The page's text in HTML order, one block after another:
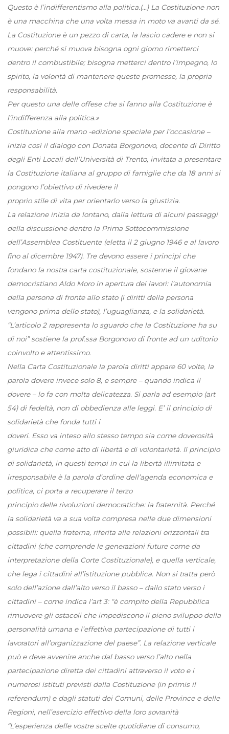
Questo è l’indifferentismo alla politica.(…) La Costituzione non
è una macchina che una volta messa in moto va avanti da sé.
La Costituzione è un pezzo di carta, la lascio cadere e non si
muove: perché si muova bisogna ogni giorno rimetterci
dentro il combustibile; bisogna metterci dentro l’impegno, lo
spirito, la volontà di mantenere queste promesse, la propria
responsabilità.
Per questo una delle offese che si fanno alla Costituzione è
l’indifferenza alla politica.»
Costituzione alla mano -edizione speciale per l’occasione –
inizia così il dialogo con Donata Borgonovo, docente di Diritto
degli Enti Locali dell’Università di Trento, invitata a presentare
la Costituzione italiana al gruppo di famiglie che da 18 anni si
pongono l’obiettivo di rivedere il
proprio stile di vita per orientarlo verso la giustizia.
La relazione inizia da lontano, dalla lettura di alcuni passaggi
della discussione dentro la Prima Sottocommissione
dell’Assemblea Costituente (eletta il 2 giugno 1946 e al lavoro
fino al dicembre 1947). Tre devono essere i principi che
fondano la nostra carta costituzionale, sostenne il giovane
democristiano Aldo Moro in apertura dei lavori: l’autonomia
della persona di fronte allo stato (i diritti della persona
vengono prima dello stato), l’uguaglianza, e la solidarietà.
“L’articolo 2 rappresenta lo sguardo che la Costituzione ha su
di noi” sostiene la prof.ssa Borgonovo di fronte ad un uditorio
coinvolto e attentissimo.
Nella Carta Costituzionale la parola diritti appare 60 volte, la
parola dovere invece solo 8, e sempre – quando indica il
dovere – lo fa con molta delicatezza. Si parla ad esempio (art
54) di fedeltà, non di obbedienza alle leggi. E’ il principio di
solidarietà che fonda tutti i
doveri. Esso va inteso allo stesso tempo sia come doverosità
giuridica che come atto di libertà e di volontarietà. Il principio
di solidarietà, in questi tempi in cui la libertà illimitata e
irresponsabile è la parola d’ordine dell’agenda economica e
politica, ci porta a recuperare il terzo
principio delle rivoluzioni democratiche: la fraternità. Perché
la solidarietà va a sua volta compresa nelle due dimensioni
possibili: quella fraterna, riferita alle relazioni orizzontali tra
cittadini (che comprende le generazioni future come da
interpretazione della Corte Costituzionale), e quella verticale,
che lega i cittadini all’istituzione pubblica. Non si tratta però
solo dell’azione dall’alto verso il basso – dallo stato verso i
cittadini – come indica l’art 3: “è compito della Repubblica
rimuovere gli ostacoli che impediscono il pieno sviluppo della
personalità umana e l’effettiva partecipazione di tutti i
lavoratori all’organizzazione del paese”. La relazione verticale
può e deve avvenire anche dal basso verso l’alto nella
partecipazione diretta dei cittadini attraverso il voto e i
numerosi istituti previsti dalla Costituzione (in primis il
referendum) e dagli statuti dei Comuni, delle Province e delle
Regioni, nell’esercizio effettivo della loro sovranità
“L’esperienza delle vostre scelte quotidiane di consumo,